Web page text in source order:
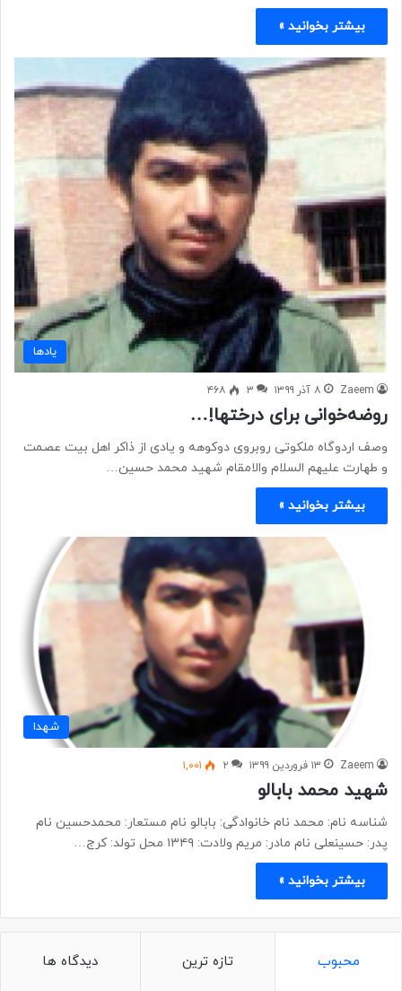
بیشتر بخوانید »
یادها
Zaeem ۸ آذر ۱۳۹۹ ۳ ۴۶۸
روضه‌خوانی برای درختها!…
وصف اردوگاه ملکوتی روبروی دوکوهه و یادی از ذاکر اهل بیت عصمت
و طهارت علیهم السلام والامقام شهید محمد حسین…
بیشتر بخوانید »
شهدا
Zaeem ۱۳ فروردین ۱۳۹۹ ۲ ۱,۰۰۱
شهید محمد بابالو
شناسه نام: محمد نام خانوادگی: بابالو نام مستعار: محمدحسین نام
پدر: حسینعلی نام مادر: مریم ولادت: ۱۳۴۹ محل تولد: کرج…
بیشتر بخوانید »
محبوب تازه ترین دیدگاه ها